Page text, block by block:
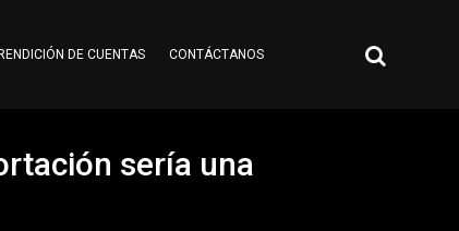
RENDICIÓN DE CUENTAS CONTÁCTANOS
sería una